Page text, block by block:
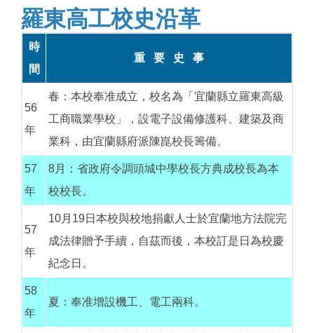
羅東高工校史沿革
時
間
重 要 史 事
56
年
春：本校奉准成立，校名為「宜蘭縣立羅東高級
工商職業學校」，設電子設備修護科、建築及商
業科，由宜蘭縣府派陳崑校長籌備。
57
年
8月：省政府令調頭城中學校長方典成校長為本
校校長。
57
年
10月19日本校與校地捐獻人士於宜蘭地方法院完
成法律贈予手續，自茲而後，本校訂是日為校慶
紀念日。
58
年
夏：奉准增設機工、電工兩科。